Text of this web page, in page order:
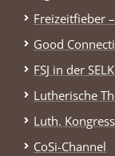
Freizeitfieber
Good
FSJ in der SELK
Lutherische
Luth.
CoSi-Channel